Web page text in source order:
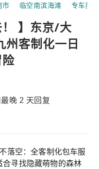
市 临空南滨海滩 专车服务
！ 】东京/大
客制化一日
晚 2 天回复
落空：全客制化包车服
寻找隐藏萌物的森林